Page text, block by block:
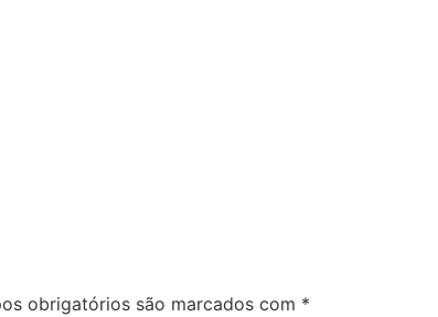
obrigatórios são marcados com *